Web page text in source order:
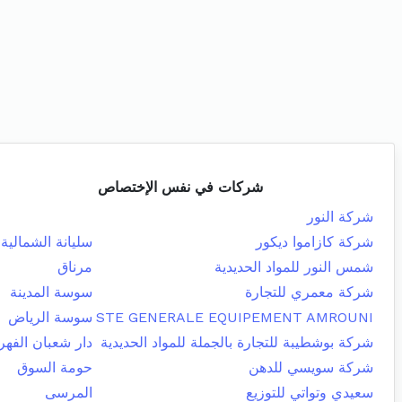
شركات في نفس الإختصاص
شركة النور
شركة كازاموا ديكور
سليانة الشمالية
شمس النور للمواد الحديدية
مرناق
شركة معمري للتجارة
سوسة المدينة
STE GENERALE EQUIPEMENT AMROUNI سوسة الرياض
شركة بوشطيبة للتجارة بالجملة للمواد الحديدية دار شعبان
شركة سويسي للدهن
حومة السوق
سعيدي وتواتي للتوزيع
المرسى